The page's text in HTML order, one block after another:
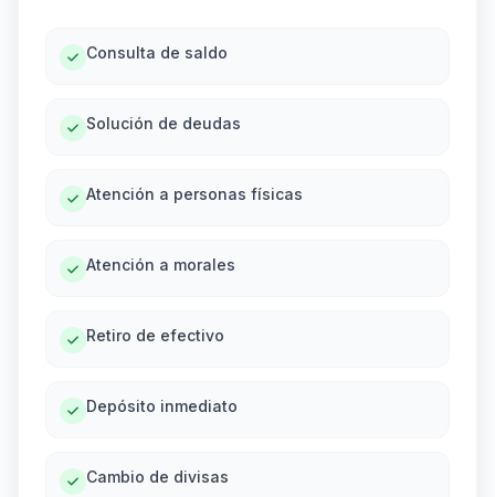
Consulta de saldo
Solución de deudas
Atención a personas físicas
Atención a morales
Retiro de efectivo
Depósito inmediato
Cambio de divisas